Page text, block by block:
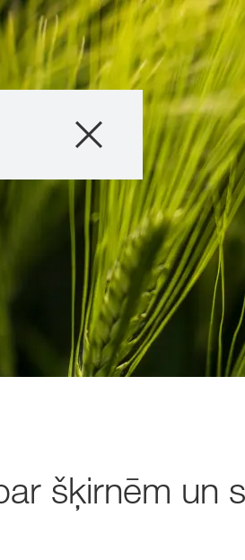
Produkti
Par mums
Sazinies ar
KWS
šķirnēm un